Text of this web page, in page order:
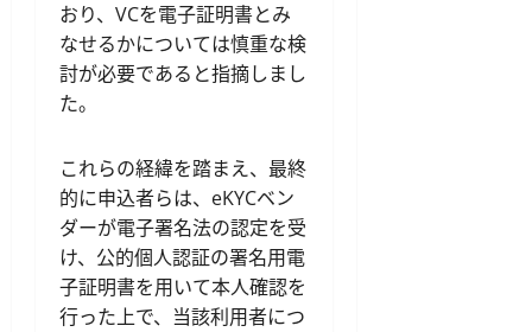
おり、VCを電子証明書とみ
なせるかについては慎重な検
討が必要であると指摘しまし
た。
これらの経緯を踏まえ、最終
的に申込者らは、eKYCベン
ダーが電子署名法の認定を受
け、公的個人認証の署名用電
子証明書を用いて本人確認を
行った上で、当該利用者につ